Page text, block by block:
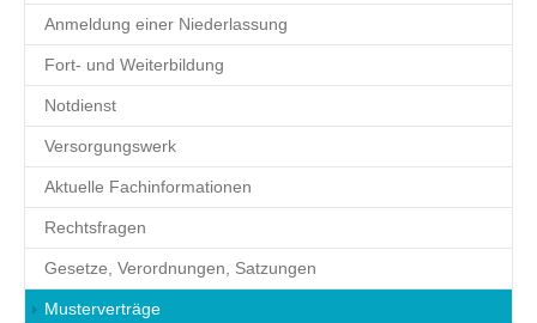
Anmeldung einer Niederlassung
Fort- und Weiterbildung
Notdienst
Versorgungswerk
Aktuelle Fachinformationen
Rechtsfragen
Gesetze, Verordnungen, Satzungen
Musterverträge(current)